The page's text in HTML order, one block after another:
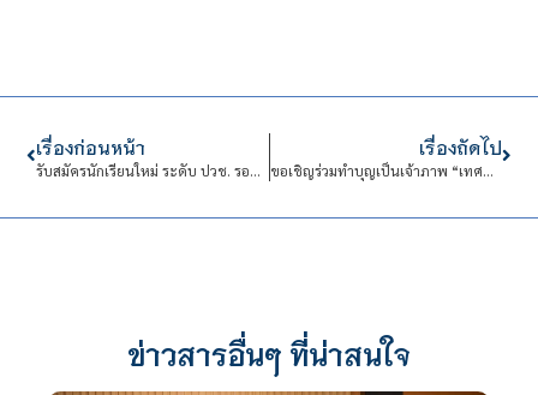
เรื่องก่อนหน้า
รับสมัครนักเรียนใหม่ ระดับ ปวช. รอบที่ 3 ประจำปีการศึกษา 2568
เรื่องถัดไป
ขอเชิญร่วมทำบุญเป็นเจ้าภาพ “เทศน์มหาชาติเฉลิมพระเกียรติสมเด็จพระกนิษฐาธิราชเจ้า กรมสมเด็จพระเทพรัตนราชสุดา ฯ สยามบรมราชกุมารี ในโอกาสทรงพระเจริญพระชนมายุ 70 พรรษา”
ข่าวสารอื่นๆ ที่น่าสนใจ